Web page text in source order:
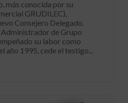
más conocida por su
GRUDILEC),
Consejero Delegado.
Administrador de Grupo
su labor como
año 1995, cede el testigo...